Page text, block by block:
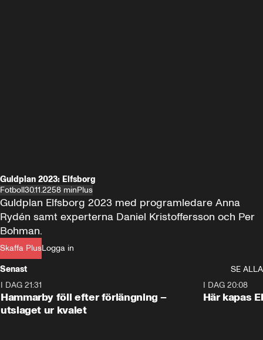
Guldplan 2023: Elfsborg
Fotboll30.11.2258 minPlus
Skaffa PlusLogga in
Guldplan Elfsborg 2023 med programledare Anna
Rydén samt experterna Daniel Kristoffersson och Per
Bohman.
Senast
SE ALLA
I DAG 21:31
Hammarby föll efter förlängning –
utslaget ur kvalet
I DAG 20:08
Här kapas